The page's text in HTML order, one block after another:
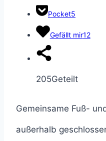
Pocket5
Gefällt mir12
205Geteilt
Gemeinsame Fuß-
außerhalb